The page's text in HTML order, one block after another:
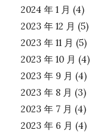
2024 年 1 月 (4)
2023 年 12 月 (5)
2023 年 11 月 (5)
2023 年 10 月 (4)
2023 年 9 月 (4)
2023 年 8 月 (3)
2023 年 7 月 (4)
2023 年 6 月 (4)